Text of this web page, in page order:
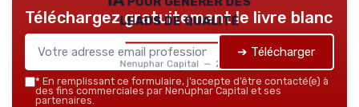
leads de qualité
Nenuphar Capital — 2026
Téléchargez gratuitement le livre blanc
➔ Télécharger
* En remplissant ce formulaire, j’accepte d’être contacté(e) à
des fins commerciales par Nenuphar Capital et ses
partenaires.